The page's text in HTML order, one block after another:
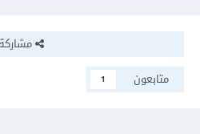
مشاركة
متابعون
1